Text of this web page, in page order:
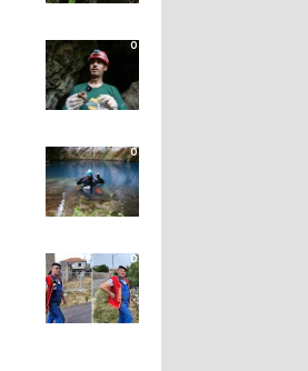
0
0
0